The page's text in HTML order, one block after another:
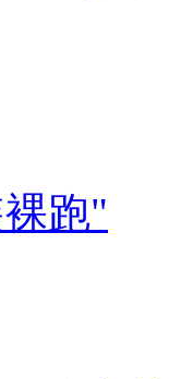
跑"